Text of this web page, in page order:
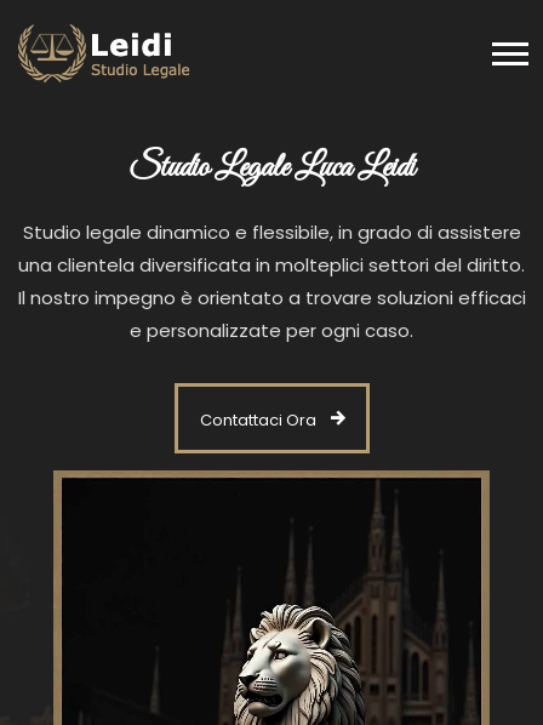
Studio Legale Luca Leidi
Studio legale dinamico e flessibile, in grado di assistere
una clientela diversificata in molteplici settori del diritto.
Il nostro impegno è orientato a trovare soluzioni efficaci
e personalizzate per ogni caso.
Contattaci Ora